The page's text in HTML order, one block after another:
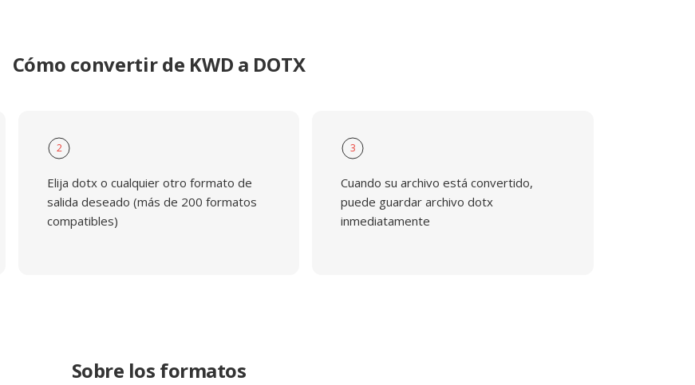
Cómo convertir de KWD a DOTX
2
Elija dotx o cualquier otro formato de
salida deseado (más de 200 formatos
compatibles)
3
Cuando su archivo está convertido,
puede guardar archivo dotx
inmediatamente
Sobre los formatos